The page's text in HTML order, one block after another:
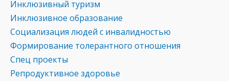
Инклюзивный туризм
Инклюзивное образование
Социализация людей с инвалидностью
Формирование толерантного отношения
Спец проекты
Репродуктивное здоровье